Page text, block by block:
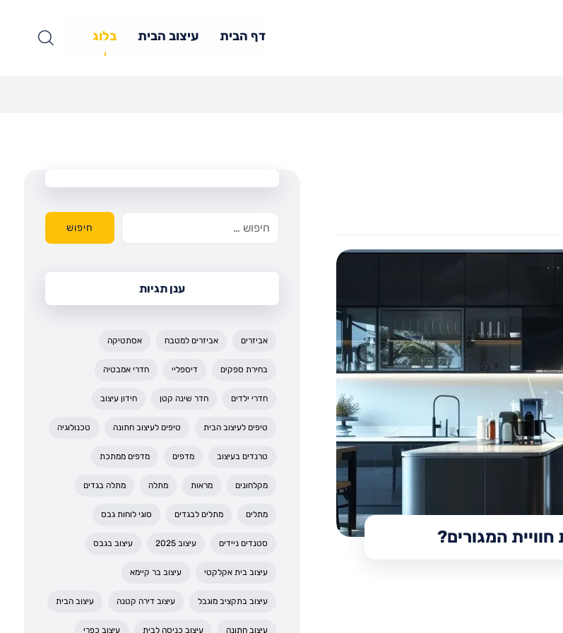
דף הבית עיצוב הבית בלוג
המגורים?
חיפוש
ענן תגיות
אביזרים אביזרים למטבח אסתטיקה
בחירת ספקים דיספליי חדרי אמבטיה
חדרי ילדים חדר שינה קטן חידון עיצוב
טיפים לעיצוב הבית טיפים לעיצוב חתונה טכנולוגיה
טרנדים בעיצוב מדפים מדפים ממתכת
מקלחונים מראות מתלה מתלה בגדים
מתלים מתלים לבגדים סוגי לוחות גבס
סטנדים ניידים עיצוב 2025 עיצוב בגבס
עיצוב בית אקלקטי עיצוב בר קיימא
עיצוב בתקציב מוגבל עיצוב דירה קטנה עיצוב הבית
עיצוב חתונה עיצוב כניסה לבית עיצוב כפרי